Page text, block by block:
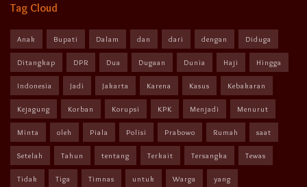
Tag Cloud
Anak Bupati Dalam dan dari dengan Diduga
Ditangkap DPR Dua Dugaan Dunia Haji Hingga
Indonesia Jadi Jakarta Karena Kasus Kebakaran
Kejagung Korban Korupsi KPK Menjadi Menurut
Minta oleh Piala Polisi Prabowo Rumah saat
Setelah Tahun tentang Terkait Tersangka Tewas
Tidak Tiga Timnas untuk Warga yang